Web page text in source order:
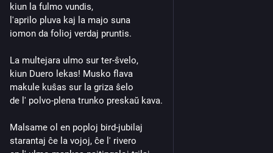
kiun la fulmo vundis,
l'aprilo pluva kaj la majo suna
iomon da folioj verdaj pruntis.
La multejara ulmo sur ter-ŝvelo,
kiun Duero lekas! Musko flava
makule kuŝas sur la griza ŝelo
de l' polvo-plena trunko preskaŭ kava.
Malsame ol en poploj bird-jubilaj
starantaj ĉe la vojoj, ĉe l' rivero